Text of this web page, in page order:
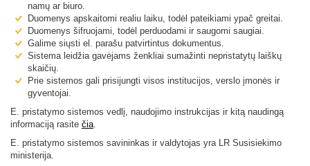
namų ar biuro.
Duomenys apskaitomi realiu laiku, todėl pateikiami ypač greitai.
Duomenys šifruojami, todėl perduodami ir saugomi saugiai.
Galime siųsti el. parašu patvirtintus dokumentus.
Sistema leidžia gavėjams ženkliai sumažinti nepristatytų laiškų
skaičių.
Prie sistemos gali prisijungti visos institucijos, verslo įmonės ir
gyventojai.
E. pristatymo sistemos vedlį, naudojimo instrukcijas ir kitą naudingą
informaciją rasite čia.
E. pristatymo sistemos savininkas ir valdytojas yra LR Susisiekimo
ministerija.